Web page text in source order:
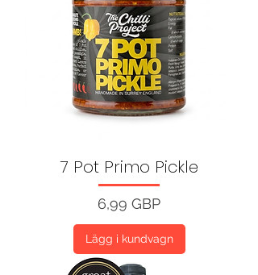
7 Pot Primo Pickle
Pris
6,99 GBP
Lägg i kundvagn